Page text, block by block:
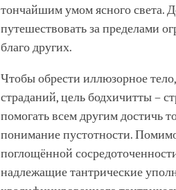
тончайшим умом ясного света.
путешествовать за пределами
благо других.
Чтобы обрести иллюзорное
страданий, цель бодхичитты –
помогать всем другим достичь
понимание пустотности.
поглощённой
надлежащие тантрические